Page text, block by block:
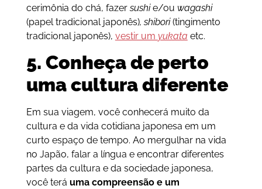
cerimônia do chá, fazersushie/ou wagashi
(papel tradicional japonês), shibori(tingimento
tradicional japonês), vestir um yukata etc.
5. Conheça de perto
uma cultura diferente
Em sua viagem, você conhecerá muito da
cultura e da vida cotidiana japonesa em um
curto espaço de tempo. Ao mergulhar na vida
no Japão, falar a língua e encontrar diferentes
partes da cultura e da sociedade japonesa,
você terá uma compreensão e um